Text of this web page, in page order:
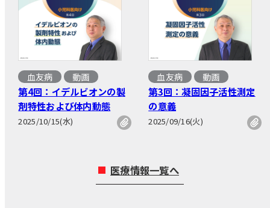
血友病 動画
第4回：イデルビオンの製
剤特性および体内動態
2025/10/15(水)
血友病 動画
第3回：凝固因子活性測定
の意義
2025/09/16(火)
医療情報一覧へ